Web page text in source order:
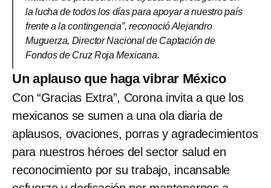
la lucha de todos los días para apoyar a nuestro país
frente a la contingencia”, reconoció Alejandro
Muguerza, Director Nacional de Captación de
Fondos de Cruz Roja Mexicana.
Un aplauso que haga vibrar México
Con “Gracias Extra”, Corona invita a que los
mexicanos se sumen a una ola diaria de
aplausos, ovaciones, porras y agradecimientos
para nuestros héroes del sector salud en
reconocimiento por su trabajo, incansable